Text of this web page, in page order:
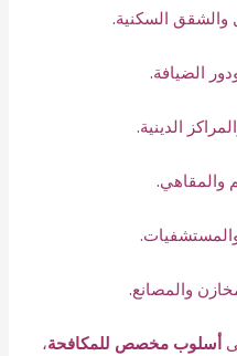
والشقق السكنية.
الضيافة.
الدينية.
والمقاهي.
والمصانع.
أسلوب مخصص للمكافحة،